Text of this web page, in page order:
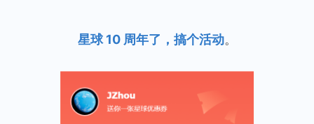
星球 10 周年了，搞个活动。